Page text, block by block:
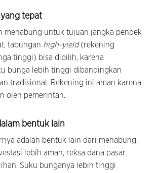
tepat
menabung untuk tujuan jangka pendek
tabungan high-yield(rekening
tinggi) bisa dipilih, karena
bunga lebih tinggi dibandingkan
tradisional. Rekening ini aman karena
oleh pemerintah.
bentuk lain
adalah bentuk lain dari menabung.
lebih aman, reksa dana pasar
Suku bunganya lebih tinggi